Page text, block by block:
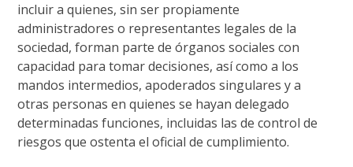
incluir a quienes, sin ser propiamente
administradores o representantes legales de la
sociedad, forman parte de órganos sociales con
capacidad para tomar decisiones, así como a los
mandos intermedios, apoderados singulares y a
otras personas en quienes se hayan delegado
determinadas funciones, incluidas las de control de
riesgos que ostenta el oficial de cumplimiento.